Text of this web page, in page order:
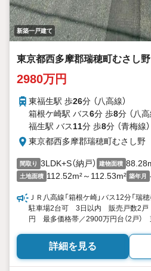
新築一戸建て
東京都西多摩郡瑞穂町むさし野
2980万円
東福生駅 歩26分 （八高線）
箱根ケ崎駅 バス6分 歩8分 （八高
福生駅 バス11分 歩8分 （青梅線）
東京都西多摩郡瑞穂町むさし野
間取り 3LDK+S（納戸） 建物面積
土地面積 112.52m²～112.53m² 築年月
ＪＲ八高線「箱根ケ崎」バス12分「瑞
駐車場2台可 3日以内 販売戸数2
円 最多価格帯／2900万円台（2戸）
坪） 向き／▼未選択 by SUUMO
詳細を見る